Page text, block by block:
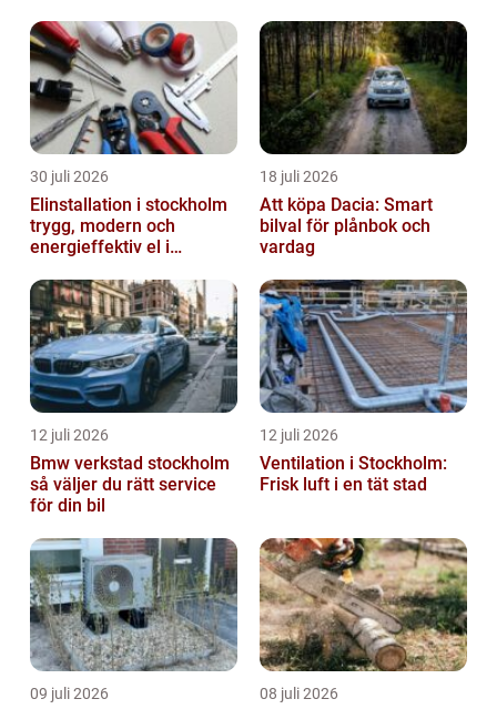
30 juli 2026
Elinstallation i stockholm
trygg, modern och
energieffektiv el i
18 juli 2026
Att köpa Dacia: Smart
bilval för plånbok och
vardag
12 juli 2026
Bmw verkstad stockholm
så väljer du rätt service
för din bil
12 juli 2026
Ventilation i Stockholm:
Frisk luft i en tät stad
09 juli 2026 08 juli 2026